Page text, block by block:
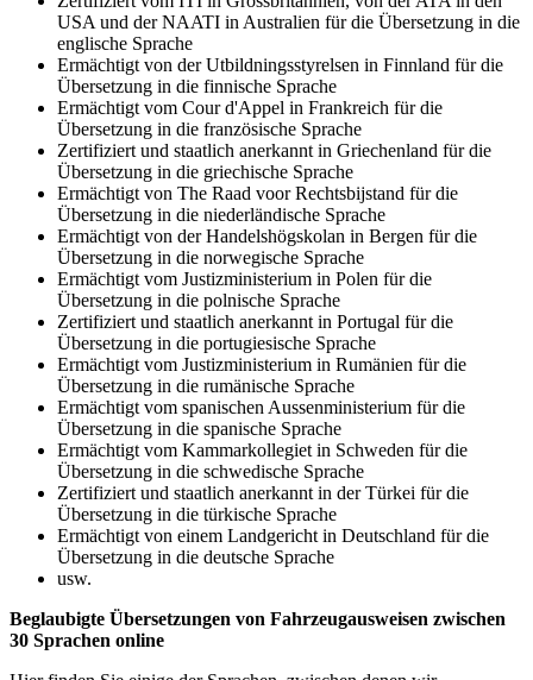
USA und der NAATI in Australien für die Übersetzung in die
englische Sprache
Ermächtigt von der Utbildningsstyrelsen in Finnland für die
Übersetzung in die finnische Sprache
Ermächtigt vom Cour d'Appel in Frankreich für die
Übersetzung in die französische Sprache
Zertifiziert und staatlich anerkannt in Griechenland für die
Übersetzung in die griechische Sprache
Ermächtigt von The Raad voor Rechtsbijstand für die
Übersetzung in die niederländische Sprache
Ermächtigt von der Handelshögskolan in Bergen für die
Übersetzung in die norwegische Sprache
Ermächtigt vom Justizministerium in Polen für die
Übersetzung in die polnische Sprache
Zertifiziert und staatlich anerkannt in Portugal für die
Übersetzung in die portugiesische Sprache
Ermächtigt vom Justizministerium in Rumänien für die
Übersetzung in die rumänische Sprache
Ermächtigt vom spanischen Aussenministerium für die
Übersetzung in die spanische Sprache
Ermächtigt vom Kammarkollegiet in Schweden für die
Übersetzung in die schwedische Sprache
Zertifiziert und staatlich anerkannt in der Türkei für die
Übersetzung in die türkische Sprache
Ermächtigt von einem Landgericht in Deutschland für die
Übersetzung in die deutsche Sprache
usw.
Beglaubigte Übersetzungen von Fahrzeugausweisen zwischen
30 Sprachen online